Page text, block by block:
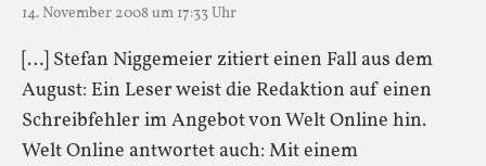
14. November 2008 um 17:33 Uhr
[…] Stefan Niggemeier zitiert einen Fall aus dem
August: Ein Leser weist die Redaktion auf einen
Schreibfehler im Angebot von Welt Online hin.
Welt Online antwortet auch: Mit einem